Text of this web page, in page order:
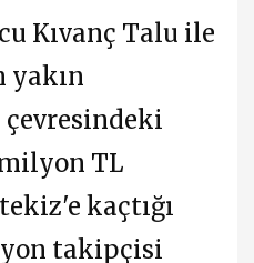
Kıvanç Talu ile
yakın
TL
kaçtığı
takipçisi